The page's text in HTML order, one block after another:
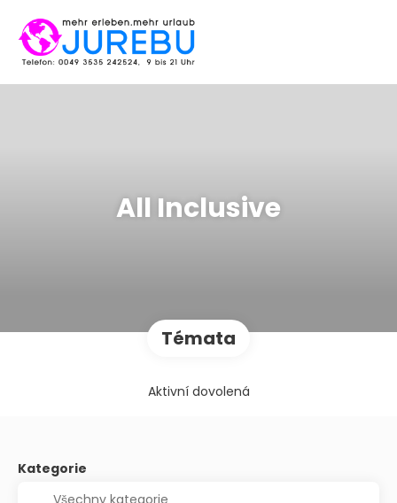
All Inclusive
Témata
Aktivní dovolená
Kategorie